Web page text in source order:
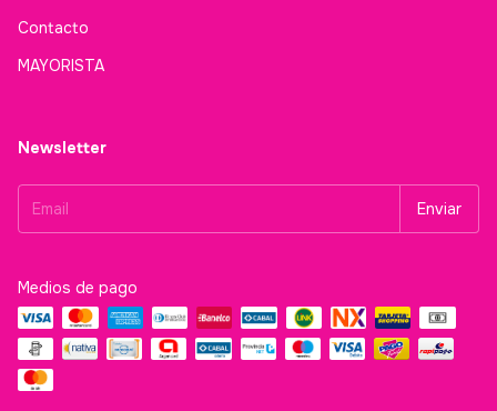
Contacto
MAYORISTA
Newsletter
Medios de pago